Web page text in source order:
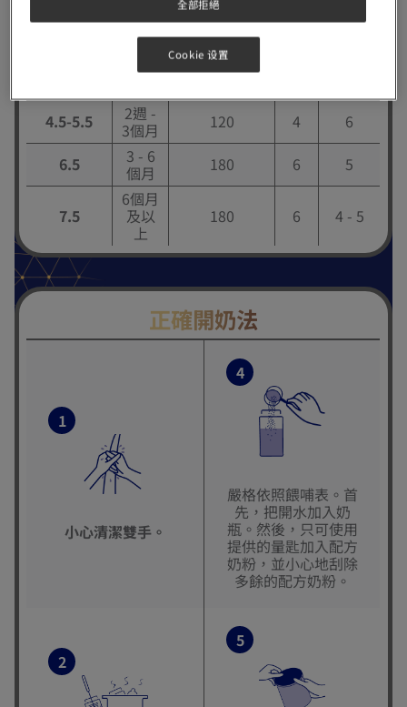
年齡
70 C 或以上
的開水(毫升) 匙 哺次數
0 - 2 60
4.5-5.5
2週 -
3個月 120 4
6
6.5
3 - 6
個月 180 6 5
7.5
6個月
及以
上
180 6 4 - 5
正確開奶法
1
小心清潔雙手。
4
嚴格依照餵哺表。首
先，把開水加入奶
瓶。然後，只可使用
提供的量匙加入配方
奶粉，並小心地刮除
多餘的配方奶粉。
2
5
全部拒絕
Cookie 设置